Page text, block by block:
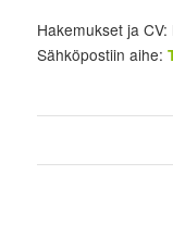
Hakemukset ja
Sähköpostiin aihe: